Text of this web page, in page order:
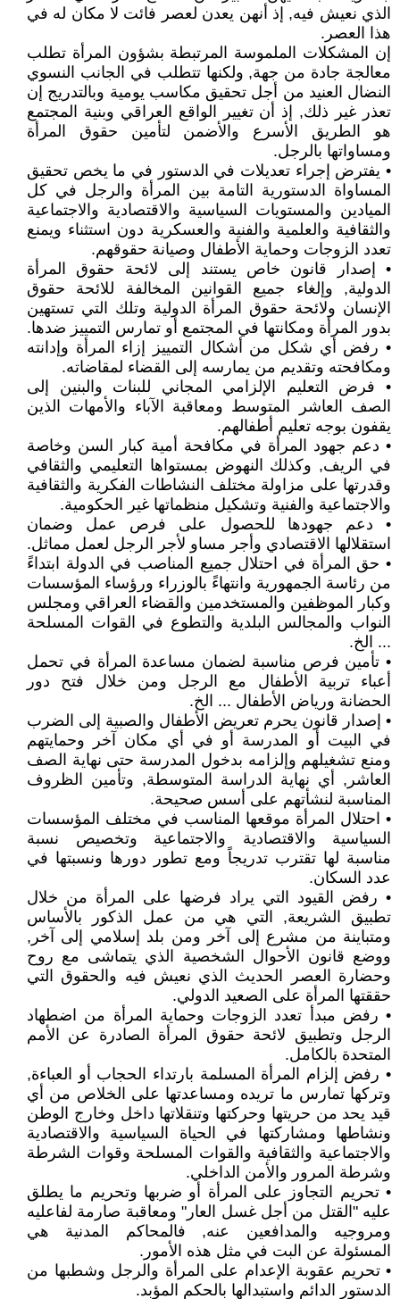
الذي نعيش فيه, إذ أنهن يعدن لعصر فائت لا مكان له في
هذا العصر.
إن المشكلات الملموسة المرتبطة بشؤون المرأة تطلب
معالجة جادة من جهة, ولكنها تتطلب في الجانب النسوي
النضال العنيد من أجل تحقيق مكاسب يومية وبالتدريج إن
تعذر غير ذلك, إذ أن تغيير الواقع العراقي وبنية المجتمع
هو الطريق الأسرع والأضمن لتأمين حقوق المرأة
ومساواتها بالرجل.
• يفترض إجراء تعديلات في الدستور في ما يخص تحقيق
المساواة الدستورية التامة بين المرأة والرجل في كل
الميادين والمستويات السياسية والاقتصادية والاجتماعية
والثقافية والعلمية والفنية والعسكرية دون استثناء ويمنع
تعدد الزوجات وحماية الأطفال وصيانة حقوقهم.
• إصدار قانون خاص يستند إلى لائحة حقوق المرأة
الدولية, وإلغاء جميع القوانين المخالفة للائحة حقوق
الإنسان ولائحة حقوق المرأة الدولية وتلك التي تستهين
بدور المرأة ومكانتها في المجتمع أو تمارس التمييز ضدها.
• رفض أي شكل من أشكال التمييز إزاء المرأة وإدانته
ومكافحته وتقديم من يمارسه إلى القضاء لمقاضاته.
• فرض التعليم الإلزامي المجاني للبنات والبنين إلى
الصف العاشر المتوسط ومعاقبة الآباء والأمهات الذين
يقفون بوجه تعليم أطفالهم.
• دعم جهود المرأة في مكافحة أمية كبار السن وخاصة
في الريف, وكذلك النهوض بمستواها التعليمي والثقافي
وقدرتها على مزاولة مختلف النشاطات الفكرية والثقافية
والاجتماعية والفنية وتشكيل منظماتها غير الحكومية.
• دعم جهودها للحصول على فرص عمل وضمان
استقلالها الاقتصادي وأجر مساو لأجر الرجل لعمل مماثل.
• حق المرأة في احتلال جميع المناصب في الدولة ابتداءً
من رئاسة الجمهورية وانتهاءً بالوزراء ورؤساء المؤسسات
وكبار الموظفين والمستخدمين والقضاء العراقي ومجلس
النواب والمجالس البلدية والتطوع في القوات المسلحة
... الخ.
• تأمين فرص مناسبة لضمان مساعدة المرأة في تحمل
أعباء تربية الأطفال مع الرجل ومن خلال فتح دور
الحضانة ورياض الأطفال ... الخ.
• إصدار قانون يحرم تعريض الأطفال والصبية إلى الضرب
في البيت أو المدرسة أو في أي مكان آخر وحمايتهم
ومنع تشغيلهم وإلزامه بدخول المدرسة حتى نهاية الصف
العاشر, أي نهاية الدراسة المتوسطة, وتأمين الظروف
المناسبة لنشأتهم على أسس صحيحة.
• احتلال المرأة موقعها المناسب في مختلف المؤسسات
السياسية والاقتصادية والاجتماعية وتخصيص نسبة
مناسبة لها تقترب تدريجاً ومع تطور دورها ونسبتها في
عدد السكان.
• رفض القيود التي يراد فرضها على المرأة من خلال
تطبيق الشريعة, التي هي من عمل الذكور بالأساس
ومتباينة من مشرع إلى آخر ومن بلد إسلامي إلى آخر,
ووضع قانون الأحوال الشخصية الذي يتماشى مع روح
وحضارة العصر الحديث الذي نعيش فيه والحقوق التي
حققتها المرأة على الصعيد الدولي.
• رفض مبدأ تعدد الزوجات وحماية المرأة من اضطهاد
الرجل وتطبيق لائحة حقوق المرأة الصادرة عن الأمم
المتحدة بالكامل.
• رفض إلزام المرأة المسلمة بارتداء الحجاب أو العباءة,
وتركها تمارس ما تريده ومساعدتها على الخلاص من أي
قيد يحد من حريتها وحركتها وتنقلاتها داخل وخارج الوطن
ونشاطها ومشاركتها في الحياة السياسية والاقتصادية
والاجتماعية والثقافية والقوات المسلحة وقوات الشرطة
وشرطة المرور والأمن الداخلي.
• تحريم التجاوز على المرأة أو ضربها وتحريم ما يطلق
عليه "القتل من أجل غسل العار" ومعاقبة صارمة لفاعليه
ومروجيه والمدافعين عنه, فالمحاكم المدنية هي
المسئولة عن البت في مثل هذه الأمور.
• تحريم عقوبة الإعدام على المرأة والرجل وشطبها من
الدستور الدائم واستبدالها بالحكم المؤبد.